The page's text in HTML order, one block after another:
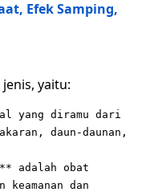
Efek Samping,
yaitu:
yang diramu dari
daun-daunan,
adalah obat
dan